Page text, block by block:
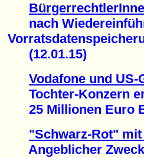
nach
(12.01.15)
Vodafone und
Tochter-Konzern
25 Millionen Euro
"Schwarz-Rot"
Angeblicher Zweck: